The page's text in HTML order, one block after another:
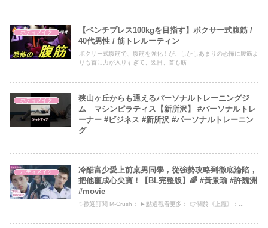
ボディメイク
【ベンチプレス100kgを目指す】ボクサー式腹筋 /
40代男性 / 筋トレルーティン
ボクサー式腹筋で、腹筋を強化！が、しかしあまりの恐怖に腹筋よ
りも首に力が入りすぎて、翌日、首も筋...
ボディメイク
狭山ヶ丘からも通えるパーソナルトレーニングジ
ム マシンピラティス【新所沢】 #パーソナルトレ
ーナー #ビジネス #新所沢 #パーソナルトレーニン
グ
ボディメイク
冷酷富少愛上前桌男同學，從強勢攻略到徹底淪陷，
把他寵成心尖寶！【BL完整版】🌈 #黃景瑜 #許魏洲
#movie
✨歡迎訂閱 M-Crush： ►點選觀看更多： 👉關於《上癮》：...